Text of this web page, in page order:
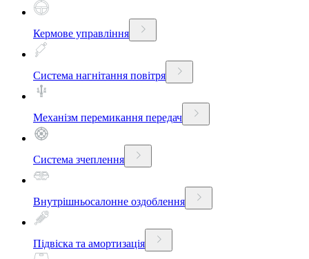
Кермове управління
Система нагнітання повітря
Механізм перемикання передач
Система зчеплення
Внутрішньосалонне оздоблення
Підвіска та амортизація